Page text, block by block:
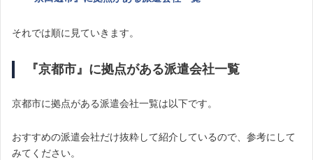
それでは順に見ていきます。
『京都市』に拠点がある派遣会社一覧
京都市に拠点がある派遣会社一覧は以下です。
おすすめの派遣会社だけ抜粋して紹介しているので、参考にして
みてください。